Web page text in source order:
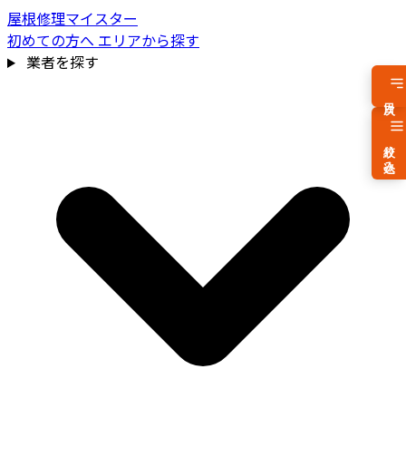
屋根修理マイスター
初めての方へ エリアから探す
業者を探す
費用相場を見る
絞り込み